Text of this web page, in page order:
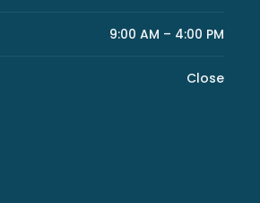
9:00 AM – 4:00 PM
Close